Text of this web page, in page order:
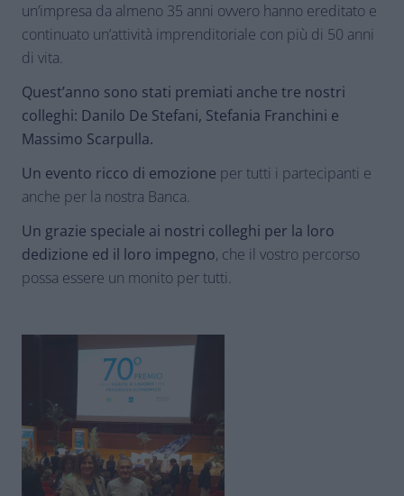
un’impresa da almeno 35 anni ovvero hanno ereditato e
continuato un’attività imprenditoriale con più di 50 anni
di vita.
Quest’anno sono stati premiati anche tre nostri
colleghi: Danilo De Stefani, Stefania Franchini e
Massimo Scarpulla.
Un evento ricco di emozione per tutti i partecipanti e
anche per la nostra Banca.
Un grazie speciale ai nostri colleghi per la loro
dedizione ed il loro impegno, che il vostro percorso
possa essere un monito per tutti.